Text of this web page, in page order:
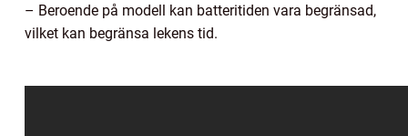
– Beroende på modell kan batteritiden vara begränsad,
vilket kan begränsa lekens tid.